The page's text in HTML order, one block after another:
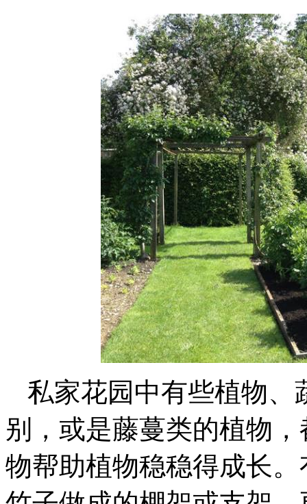
私家花园中有些植物、
别，或是藤蔓类的植物
物帮助植物稳稳得成长